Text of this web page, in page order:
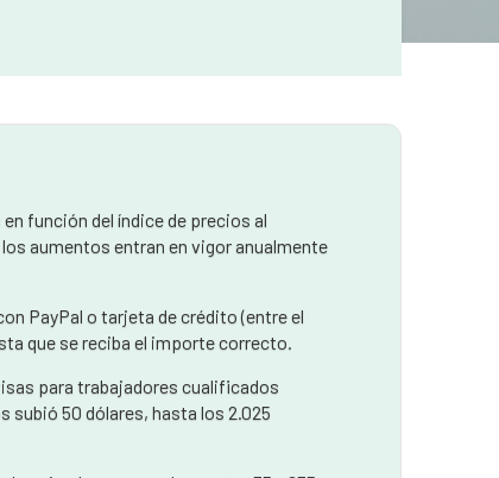
función del índice de precios al
aumentos entran en vigor anualmente
PayPal o tarjeta de crédito (entre el
que se reciba el importe correcto.
para trabajadores cualificados
subió 50 dólares, hasta los 2.025